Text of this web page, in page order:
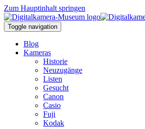
Zum Hauptinhalt springen
Toggle navigation
Blog
Kameras
Historie
Neuzugänge
Listen
Gesucht
Canon
Casio
Fuji
Kodak